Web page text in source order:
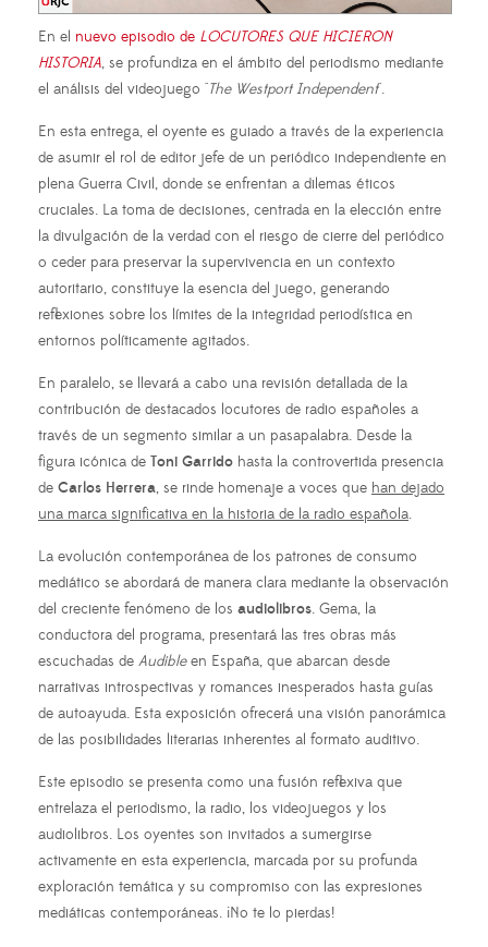
En el nuevo episodio de LOCUTORES QUE HICIERON
HISTORIA, se profundiza en el ámbito del periodismo mediante
el análisis del videojuego "The Westport Independent".
En esta entrega, el oyente es guiado a través de la experiencia
de asumir el rol de editor jefe de un periódico independiente en
plena Guerra Civil, donde se enfrentan a dilemas éticos
cruciales. La toma de decisiones, centrada en la elección entre
la divulgación de la verdad con el riesgo de cierre del periódico
o ceder para preservar la supervivencia en un contexto
autoritario, constituye la esencia del juego, generando
reflexiones sobre los límites de la integridad periodística en
entornos políticamente agitados.
En paralelo, se llevará a cabo una revisión detallada de la
contribución de destacados locutores de radio españoles a
través de un segmento similar a un pasapalabra. Desde la
figura icónica de Toni Garrido hasta la controvertida presencia
de Carlos Herrera, se rinde homenaje a voces que han dejado
una marca significativa en la historia de la radio española.
La evolución contemporánea de los patrones de consumo
mediático se abordará de manera clara mediante la observación
del creciente fenómeno de los audiolibros. Gema, la
conductora del programa, presentará las tres obras más
escuchadas de Audibleen España, que abarcan desde
narrativas introspectivas y romances inesperados hasta guías
de autoayuda. Esta exposición ofrecerá una visión panorámica
de las posibilidades literarias inherentes al formato auditivo.
Este episodio se presenta como una fusión reflexiva que
entrelaza el periodismo, la radio, los videojuegos y los
audiolibros. Los oyentes son invitados a sumergirse
activamente en esta experiencia, marcada por su profunda
exploración temática y su compromiso con las expresiones
mediáticas contemporáneas. ¡No te lo pierdas!